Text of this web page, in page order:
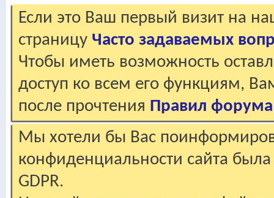
Если это Ваш первый визит на
страницу Часто задаваемых
Чтобы иметь возможность
доступ ко всем его функциям,
после прочтения Правил форума
Мы хотели бы Вас
конфиденциальности сайта
GDPR.